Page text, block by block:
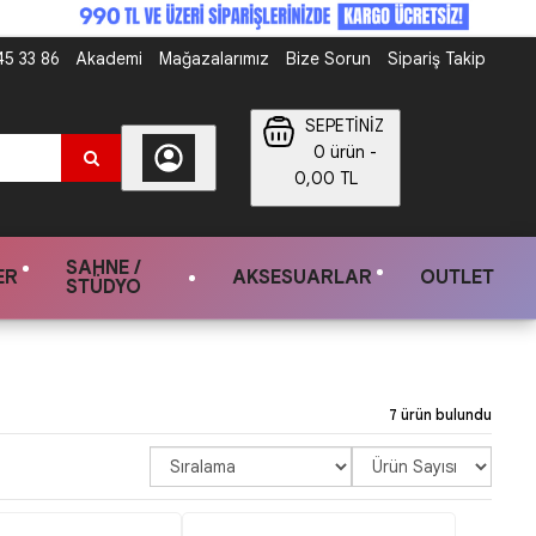
33 86 Akademi Mağazalarımız Bize Sorun Sipariş Takip
SEPETİNİZ
0 ürün -
0,00 TL
SAHNE /
STÜDYO
AKSESUARLAR OUTLET
7 ürün bulundu